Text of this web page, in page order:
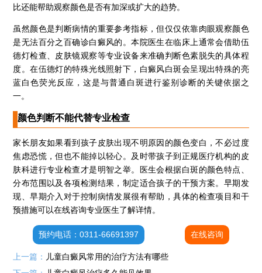
比还能帮助观察颜色是否有加深或扩大的趋势。
虽然颜色是判断病情的重要参考指标，但仅仅依靠肉眼观察颜色
是无法百分之百确诊白癜风的。本院医生在临床上通常会借助伍
德灯检查、皮肤镜观察等专业设备来准确判断色素脱失的具体程
度。在伍德灯的特殊光线照射下，白癜风白斑会呈现出特殊的亮
蓝白色荧光反应，这是与普通白斑进行鉴别诊断的关键依据之
一。
颜色判断不能代替专业检查
家长朋友如果看到孩子皮肤出现不明原因的颜色变白，不必过度
焦虑恐慌，但也不能掉以轻心。及时带孩子到正规医疗机构的皮
肤科进行专业检查才是明智之举。医生会根据白斑的颜色特点、
分布范围以及各项检测结果，制定适合孩子的干预方案。早期发
现、早期介入对于控制病情发展很有帮助，具体的检查项目和干
预措施可以在线咨询专业医生了解详情。
预约电话：0311-66691397 在线咨询
上一篇： 儿童白癜风常用的治疗方法有哪些
石家庄专治白斑医院
治疗白癜风便宜的医院
各种白斑的图片